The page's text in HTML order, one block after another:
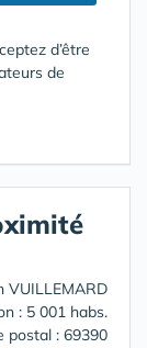
d’être
de
VUILLEMARD
: 5 001 habs.
postal : 69390